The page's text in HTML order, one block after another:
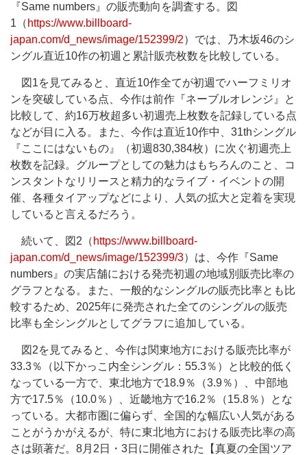
『Same numbers』の販売動向を調査する。図
1（ https://www.billboard-
japan.com/d_news/image/152399/2）では、乃木坂46のシ
ングル直近10作の初週と累計販売枚数を比較している。
図1を見てみると、直近10作全てが初週でハーフミリオ
ンを突破している点、今作は前作『ネーブルオレンジ』と
比較して、約16万枚超多い初週売上枚数を記録している点
などが目に入る。また、今作は直近10作中、31thシングル
『ここにはないもの』（初週830,384枚）に次ぐ初週売上
枚数を記録。グループとしての魅力はもちろんのこと、コ
ンスタントなリリースと精力的なライブ・イベントの開
催、各種タイアップなどにより、人気の拡大と定着を実現
していると言えるだろう。
続いて、図2（ https://www.billboard-
japan.com/d_news/image/152399/3）は、今作『Same
numbers』の実店舗における発売初週の地域別販売比率の
グラフとなる。また、一般的なシングルの販売比率とも比
較するため、2025年に発売された全てのシングルの販売
比率も全シングルとしてグラフに追加している。
図2を見てみると、今作は関東地方における販売比率が
33.3％（以下かっこ内全シングル：55.3％）と比較的低く
なっている一方で、東北地方で18.9％（3.9％）、中部地
方で17.5％（10.0％）、近畿地方で16.2％（15.8％）とな
っている。大都市圏に偏らず、全国的な幅広い人気がある
ことがうかがえるが、特に東北地方における販売比率の高
さは顕著だ。8月2日・3日に開催された【真夏の全国ツア